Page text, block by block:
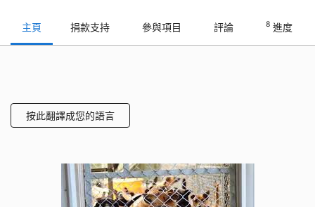
主頁 捐款支持 參與項目 評論 8 進度
按此翻譯成您的語言